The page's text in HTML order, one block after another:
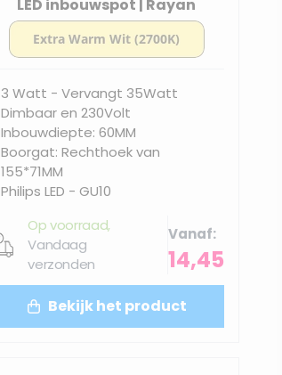
LED inbouwspot | Rayan
3 Watt - Vervangt 35Watt
Dimbaar en 230Volt
Inbouwdiepte: 60MM
Boorgat: Rechthoek van
155*71MM
Philips LED - GU10
Op voorraad,
Vandaag
verzonden
Vanaf
14,45
Bekijk het product